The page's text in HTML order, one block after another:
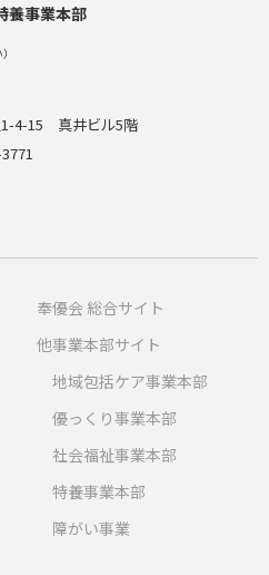
養事業本部
4-15 真井ビル5階
奉優会 総合サイト
他事業本部サイト
地域包括ケア事業本部
優っくり事業本部
社会福祉事業本部
特養事業本部
障がい事業